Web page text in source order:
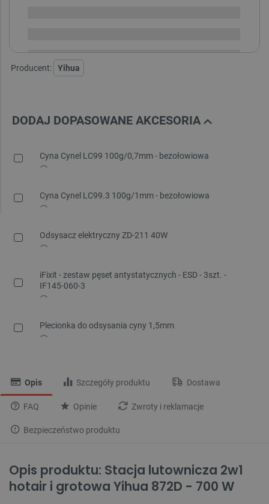
Producent: Yihua
DODAJ DOPASOWANE AKCESORIA
Cyna Cynel LC99 100g/0,7mm - bezołowiowa
Cyna Cynel LC99.3 100g/1mm - bezołowiowa
Odsysacz elektryczny ZD-211 40W
iFixit - zestaw pęset antystatycznych - ESD - 3szt. -
IF145-060-3
Plecionka do odsysania cyny 1,5mm
Opis Szczegóły produktu Dostawa
FAQ Opinie Zwroty i reklamacje
Bezpieczeństwo produktu
Opis produktu: Stacja lutownicza 2w1
hotair i grotowa Yihua 872D - 700 W